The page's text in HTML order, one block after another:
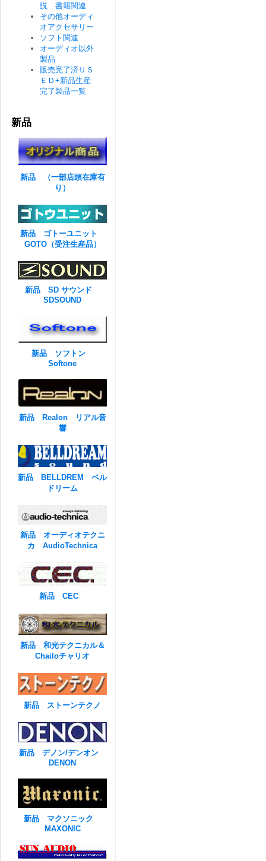
説 書籍関連
その他オーディ
オアクセサリー
ソフト関連
オーディオ以外
製品
販売完了済ＵＳ
ＥＤ+新品生産
完了製品一覧
新品
新品 （一部店頭在庫有
り）
新品 ゴトーユニット
GOTO（受注生産品）
新品 SD サウンド
SDSOUND
新品 ソフトン
Softone
新品 Realon リアル音
響
新品 BELLDREM ベル
ドリーム
新品 オーディオテクニ
カ AudioTechnica
新品 CEC
新品 和光テクニカル＆
Chailoチャリオ
新品 ストーンテクノ
新品 デノン/デンオン
DENON
新品 マクソニック
MAXONIC